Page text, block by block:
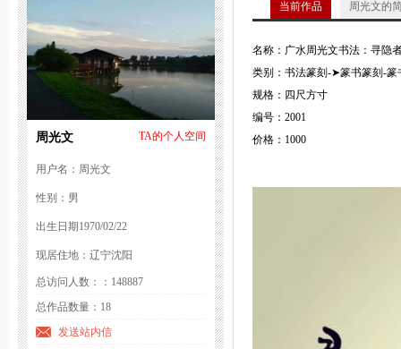
周光文 TA的个人空间
用户名：周光文
性别：男
出生日期1970/02/22
现居住地：辽宁沈阳
总访问人数：：148887
总作品数量：18
发送站内信
当前作品 周光文的
名称：广水周光文书法：寻隐
类别：书法篆刻-➤篆书篆刻-篆
规格：四尺方寸
编号：2001
价格：1000